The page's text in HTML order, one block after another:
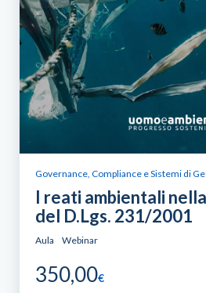
Governance, Compliance e Sistemi di
I reati ambientali
del D.Lgs. 231/2001
Aula Webinar
350,00€